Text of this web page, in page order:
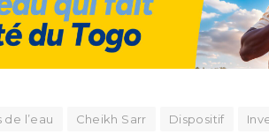
de l’eau Cheikh Sarr Dispositif